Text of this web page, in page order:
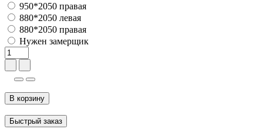
950*2050 правая
880*2050 левая
880*2050 правая
Нужен замерщик
В корзину
Быстрый заказ